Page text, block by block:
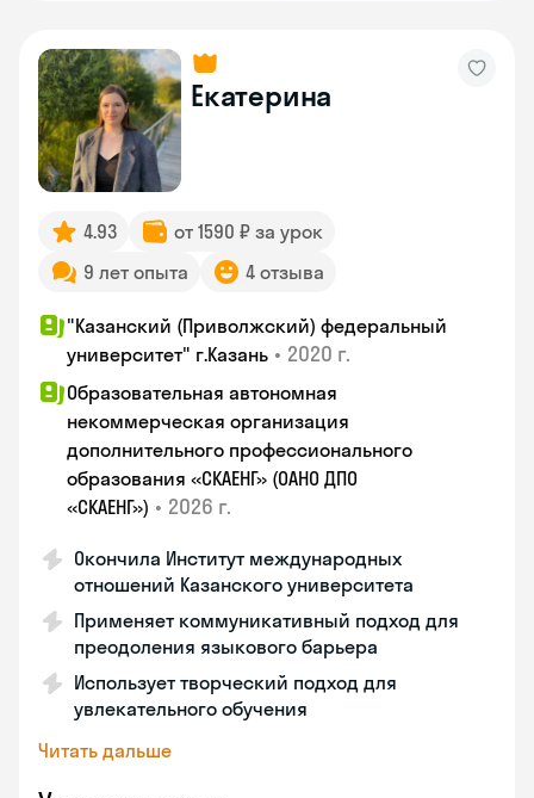
Екатерина
4.93
от 1590 ₽ за урок
9 лет опыта
4 отзыва
"Казанский (Приволжский) федеральный
университет" г.Казань • 2020 г.
Образовательная автономная
некоммерческая организация
дополнительного профессионального
образования «СКАЕНГ» (ОАНО ДПО
«СКАЕНГ») • 2026 г.
Окончила Институт международных
отношений Казанского университета
Применяет коммуникативный подход для
преодоления языкового барьера
Использует творческий подход для
увлекательного обучения
Читать дальше